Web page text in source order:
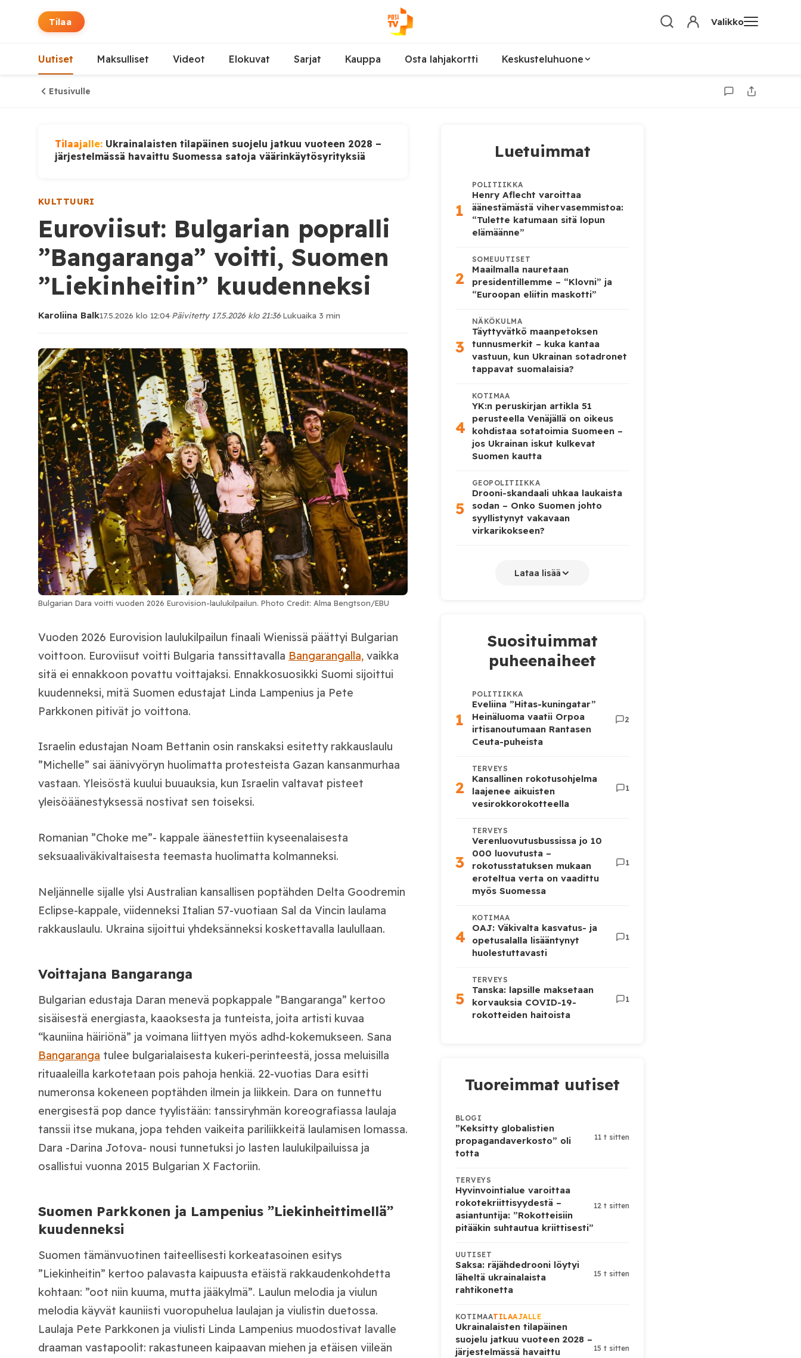
Tilaa Valikko
Uutiset Maksulliset Videot Elokuvat Sarjat Kauppa Osta lahjakortti Keskusteluhuone
Etusivulle
Tilaajalle: Ukrainalaisten tilapäinen suojelu jatkuu vuoteen 2028 –
järjestelmässä havaittu Suomessa satoja väärinkäytösyrityksiä
KULTTUURI
Euroviisut: Bulgarian popralli
”Bangaranga” voitti, Suomen
”Liekinheitin” kuudenneksi
Karoliina Balk17.5.2026 klo 12:04·Päivitetty 17.5.2026 klo 21:36·Lukuaika 3 min
Bulgarian Dara voitti vuoden 2026 Eurovision-laulukilpailun. Photo Credit: Alma Bengtson/EBU
Vuoden 2026 Eurovision laulukilpailun finaali Wienissä päättyi Bulgarian
voittoon. Euroviisut voitti Bulgaria tanssittavalla Bangarangalla, vaikka
sitä ei ennakkoon povattu voittajaksi. Ennakkosuosikki Suomi sijoittui
kuudenneksi, mitä Suomen edustajat Linda Lampenius ja Pete
Parkkonen pitivät jo voittona.
Israelin edustajan Noam Bettanin osin ranskaksi esitetty rakkauslaulu
”Michelle” sai äänivyöryn huolimatta protesteista Gazan kansanmurhaa
vastaan. Yleisöstä kuului buuauksia, kun Israelin valtavat pisteet
yleisöäänestyksessä nostivat sen toiseksi.
Romanian ”Choke me”- kappale äänestettiin kyseenalaisesta
seksuaaliväkivaltaisesta teemasta huolimatta kolmanneksi.
Neljännelle sijalle ylsi Australian kansallisen poptähden Delta Goodremin
Eclipse-kappale, viidenneksi Italian 57-vuotiaan Sal da Vincin laulama
rakkauslaulu. Ukraina sijoittui yhdeksänneksi koskettavalla laulullaan.
Voittajana Bangaranga
Bulgarian edustaja Daran menevä popkappale ”Bangaranga” kertoo
sisäisestä energiasta, kaaoksesta ja tunteista, joita artisti kuvaa
“kauniina häiriönä” ja voimana liittyen myös adhd-kokemukseen. Sana
Bangaranga tulee bulgarialaisesta kukeri-perinteestä, jossa meluisilla
rituaaleilla karkotetaan pois pahoja henkiä. 22-vuotias Dara esitti
numeronsa kokeneen poptähden ilmein ja liikkein. Dara on tunnettu
energisestä pop dance tyylistään: tanssiryhmän koreografiassa laulaja
tanssii itse mukana, jopa tehden vaikeita pariliikkeitä laulamisen lomassa.
Dara -Darina Jotova- nousi tunnetuksi jo lasten laulukilpailuissa ja
osallistui vuonna 2015 Bulgarian X Factoriin.
Suomen Parkkonen ja Lampenius ”Liekinheittimellä”
kuudenneksi
Suomen tämänvuotinen taiteellisesti korkeatasoinen esitys
”Liekinheitin” kertoo palavasta kaipuusta etäistä rakkaudenkohdetta
kohtaan: ”oot niin kuuma, mutta jääkylmä”. Laulun melodia ja viulun
melodia käyvät kauniisti vuoropuhelua laulajan ja viulistin duetossa.
Laulaja Pete Parkkonen ja viulisti Linda Lampenius muodostivat lavalle
draaman vastapoolit: rakastuneen kaipaavan miehen ja etäisen viileän
Luetuimmat
1
POLITIIKKA
Henry Aflecht varoittaa
äänestämästä vihervasemmistoa:
“Tulette katumaan sitä lopun
elämäänne”
2
SOMEUUTISET
Maailmalla nauretaan
presidentillemme – “Klovni” ja
“Euroopan eliitin maskotti”
3
NÄKÖKULMA
Täyttyvätkö maanpetoksen
tunnusmerkit – kuka kantaa
vastuun, kun Ukrainan sotadronet
tappavat suomalaisia?
4
KOTIMAA
YK:n peruskirjan artikla 51
perusteella Venäjällä on oikeus
kohdistaa sotatoimia Suomeen –
jos Ukrainan iskut kulkevat
Suomen kautta
5
GEOPOLITIIKKA
Drooni-skandaali uhkaa laukaista
sodan – Onko Suomen johto
syyllistynyt vakavaan
virkarikokseen?
Lataa lisää
Suosituimmat
puheenaiheet
1
POLITIIKKA
Eveliina ”Hitas-kuningatar”
Heinäluoma vaatii Orpoa
irtisanoutumaan Rantasen
Ceuta-puheista
2
2
TERVEYS
Kansallinen rokotusohjelma
laajenee aikuisten
vesirokkorokotteella
1
3
TERVEYS
Verenluovutusbussissa jo 10
000 luovutusta –
rokotusstatuksen mukaan
eroteltua verta on vaadittu
myös Suomessa
1
4
KOTIMAA
OAJ: Väkivalta kasvatus- ja
opetusalalla lisääntynyt
huolestuttavasti
1
5
TERVEYS
Tanska: lapsille maksetaan
korvauksia COVID-19-
rokotteiden haitoista
1
Tuoreimmat uutiset
BLOGI
”Keksitty globalistien
propagandaverkosto” oli
totta
11 t sitten
TERVEYS
Hyvinvointialue varoittaa
rokotekriittisyydestä –
asiantuntija: ”Rokotteisiin
pitääkin suhtautua kriittisesti”
12 t sitten
UUTISET
Saksa: räjähdedrooni löytyi
läheltä ukrainalaista
rahtikonetta
15 t sitten
KOTIMAATILAAJALLE
Ukrainalaisten tilapäinen
suojelu jatkuu vuoteen 2028 –
järjestelmässä havaittu
15 t sitten